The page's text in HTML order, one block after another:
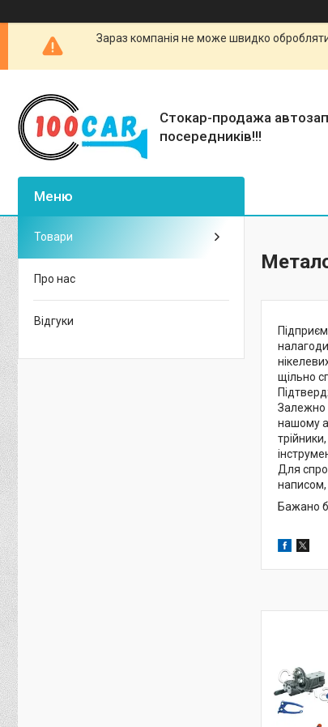
Зараз компанія не може швидко
Стокар-продажа
посередників!!!
щільно
Залежно
нашому
Для
написом,
Бажано
Товари
Про нас
Відгуки